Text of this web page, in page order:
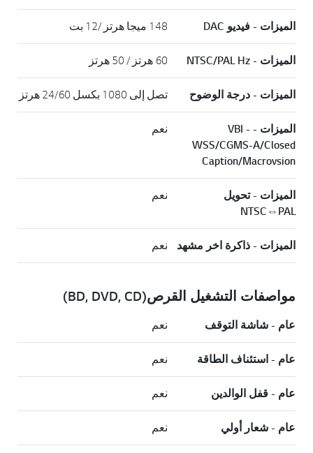
الميزات - فيديو DAC 148 ميجا هرتز /12 بت
الميزات - NTSC/PAL Hz 60 هرتز / 50 هرتز
الميزات - درجة الوضوح تصل إلى 1080 بكسل 24/60 هرتز
الميزات - VBI -
WSS/CGMS-A/Closed
Caption/Macrovsion
نعم
الميزات - تحويل
NTSC⇔PAL
نعم
الميزات - ذاكرة اخر مشهد نعم
مواصفات التشغيل القرص(BD, DVD, CD)
عام - شاشة التوقف نعم
عام - استئناف الطاقة نعم
عام - قفل الوالدين نعم
عام - شعار أولي نعم